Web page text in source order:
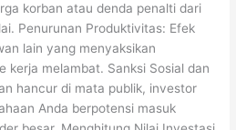
korban atau denda penalti dari
Penurunan Produktivitas: Efek
lain yang menyaksikan
kerja melambat. Sanksi Sosial dan
hancur di mata publik, investor
Anda berpotensi masuk